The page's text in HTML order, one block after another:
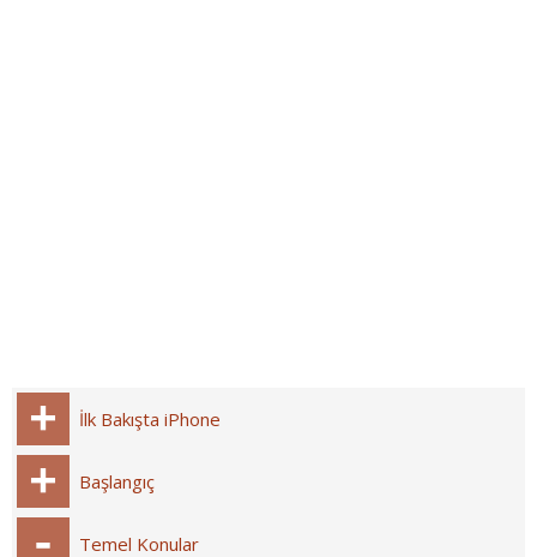
İlk Bakışta iPhone
Başlangıç
Temel Konular